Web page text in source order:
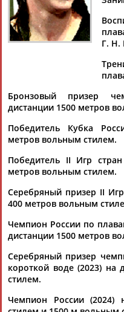
Тамилла
АБАСОВА
Флюра
АББАТЕ-
Татьяна
АББЯСОВА
Г. Н.
Бронзовый призер
дистанции 1500 метров
Победитель Кубка
метров вольным стилем.
Победитель II Игр
метров вольным стилем.
Серебряный призер II
400 метров вольным
Чемпион России по
дистанции 1500 метров
Серебряный призер
короткой воде (2023) на
стилем.
Чемпион России